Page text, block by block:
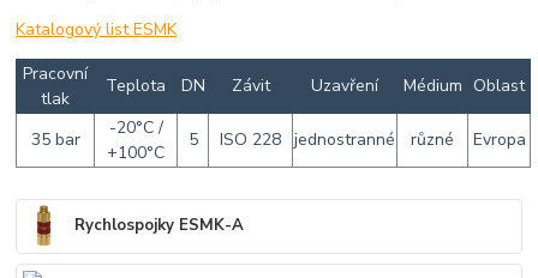
Katalogový list ESMK
Pracovní
tlak
Teplota DN Závit Uzavření Médium Oblast
35 bar
-20°C /
+100°C
5 ISO 228 jednostranné různé Evropa
Rychlospojky ESMK-A